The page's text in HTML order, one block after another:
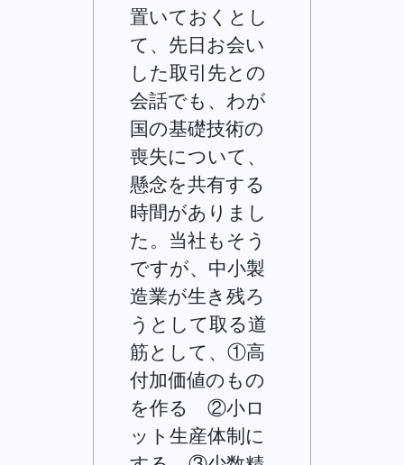
置いておくとし
て、先日お会い
した取引先との
会話でも、わが
国の基礎技術の
喪失について、
懸念を共有する
時間がありまし
た。当社もそう
ですが、中小製
造業が生き残ろ
うとして取る道
筋として、①高
付加価値のもの
を作る ②小ロ
ット生産体制に